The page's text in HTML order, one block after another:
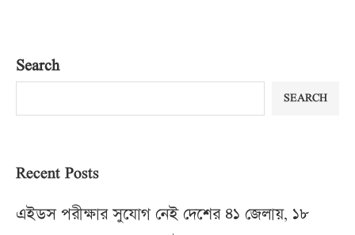
Search
SEARCH
Recent Posts
এইডস পরীক্ষার সুযোগ নেই দেশের ৪১ জেলায়, ১৮